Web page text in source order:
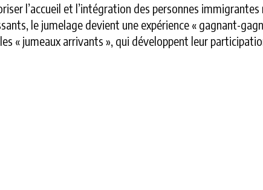
l’accueil et l’intégration des personnes
le jumelage devient une expérience « gagnant-
« jumeaux arrivants », qui développent leur